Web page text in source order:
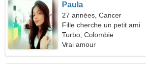
Paula
27 années, Cancer
Fille cherche un petit ami
Turbo, Colombie
Vrai amour